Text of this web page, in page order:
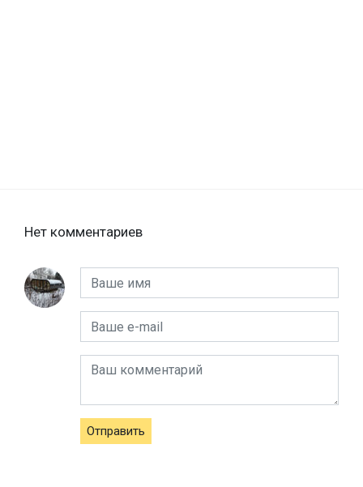
Нет комментариев
Отправить